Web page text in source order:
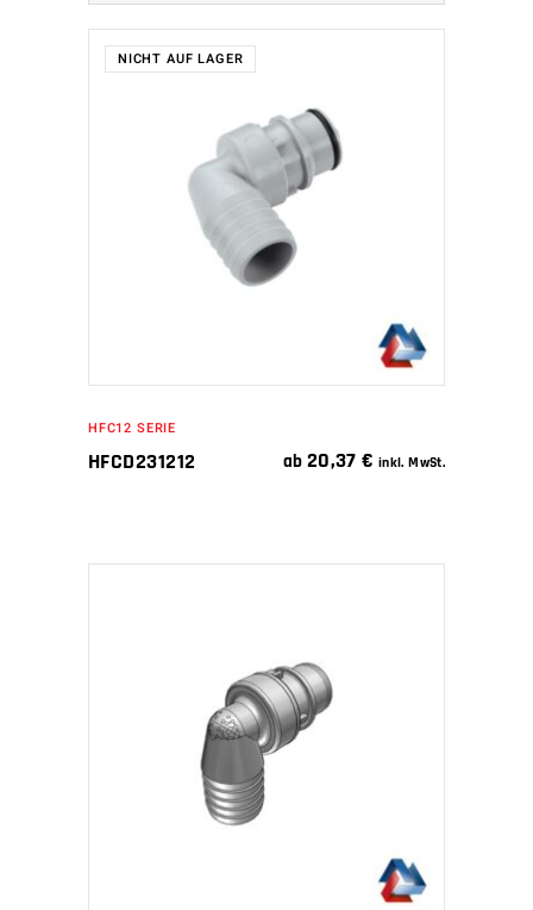
NICHT AUF LAGER
WEITERLESEN
HFC12 SERIE
HFCD231212 ab 20,37€ inkl. MwSt.
IN DEN WARENKORB